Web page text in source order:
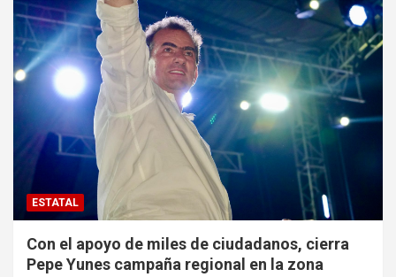
ESTATAL
Con el apoyo de miles de ciudadanos, cierra
Pepe Yunes campaña regional en la zona